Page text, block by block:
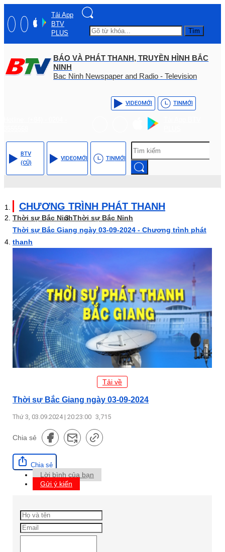
Tải App
BTV
PLUS
Tìm
BÁO VÀ PHÁT THANH, TRUYỀN HÌNH BẮC
NINH
Bac Ninh Newspaper and Radio - Television
VIDEOMỚI TINMỚI
BTV
(CŨ)
VIDEOMỚI TINMỚI
CHƯƠNG TRÌNH PHÁT THANH
Thời sự Bắc NinhThời sự Bắc Ninh
Thời sự Bắc Giang ngày 03-09-2024 - Chương trình phát
thanh
Tải về
Thời sự Bắc Giang ngày 03-09-2024
Thứ 3, 03.09.2024 | 20:23:00 3,715
Chia sẻ
Chia sẻ
Lời bình của bạn
Gửi ý kiến